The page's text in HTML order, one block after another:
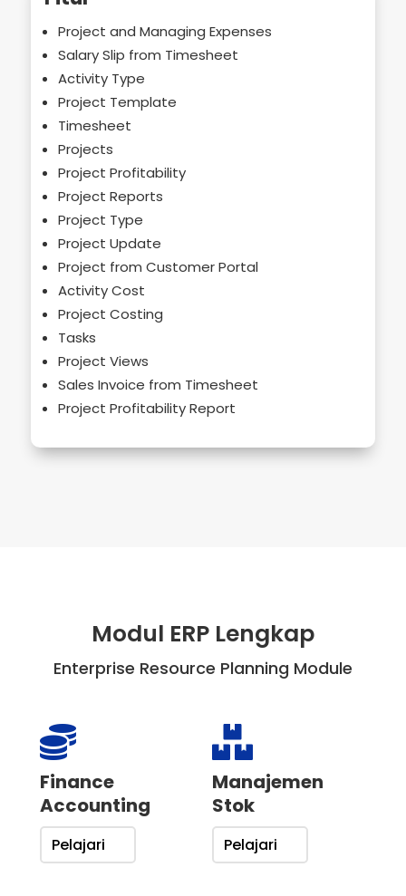
Project and Managing Expenses
Salary Slip from Timesheet
Activity Type
Project Template
Timesheet
Projects
Project Profitability
Project Reports
Project Type
Project Update
Project from Customer Portal
Activity Cost
Project Costing
Tasks
Project Views
Sales Invoice from Timesheet
Project Profitability Report
Modul ERP Lengkap
Enterprise Resource Planning Module

Finance
Accounting
Pelajari

Manajemen
Stok
Pelajari